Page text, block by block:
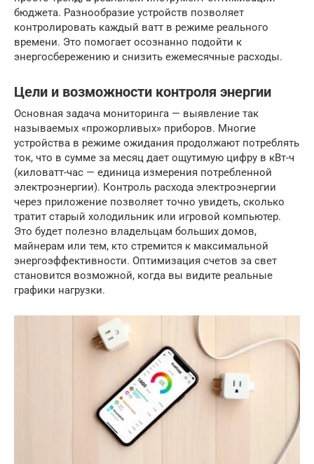
бюджета. Разнообразие устройств позволяет
контролировать каждый ватт в режиме реального
времени. Это помогает осознанно подойти к
энергосбережению и снизить ежемесячные расходы.
Цели и возможности контроля энергии
Основная задача мониторинга — выявление так
называемых «прожорливых» приборов. Многие
устройства в режиме ожидания продолжают потреблять
ток, что в сумме за месяц дает ощутимую цифру в кВт-ч
(киловатт-час — единица измерения потребленной
электроэнергии). Контроль расхода электроэнергии
через приложение позволяет точно увидеть, сколько
тратит старый холодильник или игровой компьютер.
Это будет полезно владельцам больших домов,
майнерам или тем, кто стремится к максимальной
энергоэффективности. Оптимизация счетов за свет
становится возможной, когда вы видите реальные
графики нагрузки.